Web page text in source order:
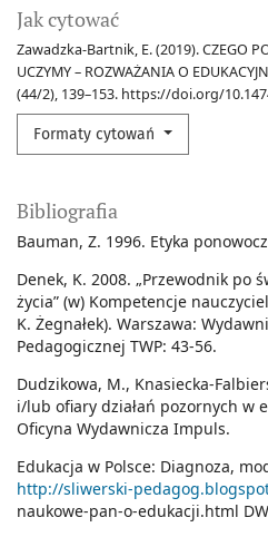
Jak cytować
Zawadzka-Bartnik, E. (2019). CZEGO
UCZYMY – ROZWAŻANIA O
(44/2), 139–153. https://doi.org/
Formaty cytowań
Bibliografia
Bauman, Z. 1996. Etyka
Denek, K. 2008. „Przewodnik po
życia” (w) Kompetencje
K. Żegnałek). Warszawa:
Pedagogicznej TWP: 43-56.
Dudzikowa, M., Knasiecka-
i/lub ofiary działań pozornych w
Oficyna Wydawnicza Impuls.
Edukacja w Polsce: Diagnoza,
http://sliwerski-
naukowe-pan-o-edukacji.html